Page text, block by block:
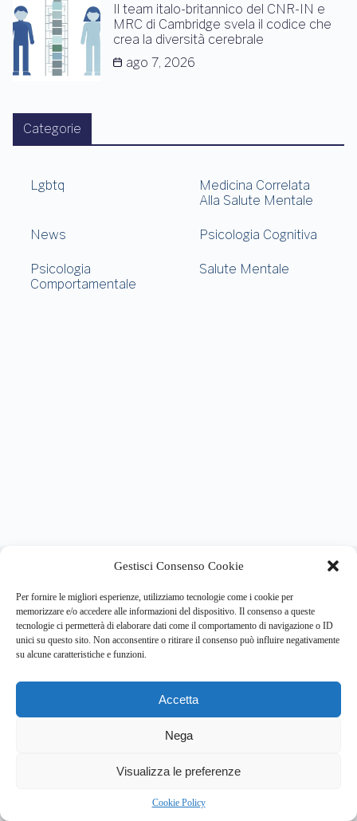
Gestisci Consenso Cookie
Per fornire le migliori esperienze, utilizziamo tecnologie come i cookie per
memorizzare e/o accedere alle informazioni del dispositivo. Il consenso a queste
tecnologie ci permetterà di elaborare dati come il comportamento di navigazione o ID
unici su questo sito. Non acconsentire o ritirare il consenso può influire negativamente
su alcune caratteristiche e funzioni.
Accetta
Nega
Visualizza le preferenze
Cookie Policy
Il team italo-britannico del CNR-IN e
MRC di Cambridge svela il codice che
crea la diversità cerebrale
ago 7, 2026
Categorie
Lgbtq
Medicina Correlata
Alla Salute Mentale
News Psicologia Cognitiva
Psicologia
Comportamentale
Salute Mentale
psicologia e salute mentale.
Address:
VIA USODIMARE 3 - 37138 - VERONA (VR)
info@respira.re
045-511-7681
Bullet - Dynamic Solutions Srl P.IVA 02954300238 – REA